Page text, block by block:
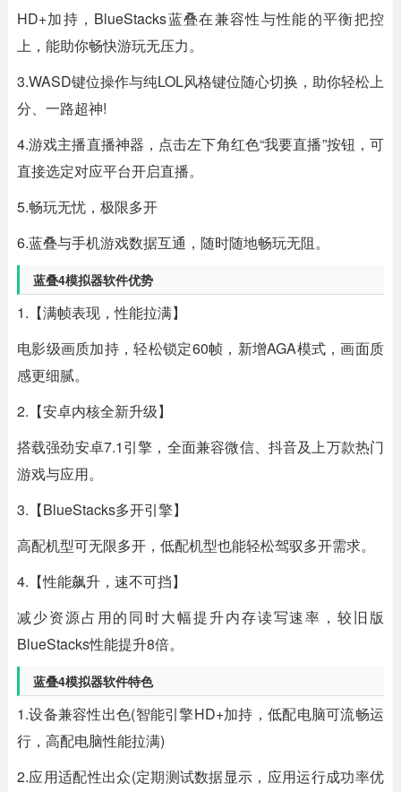
HD+加持，BlueStacks蓝叠在兼容性与性能的平衡把控
上，能助你畅快游玩无压力。
3.WASD键位操作与纯LOL风格键位随心切换，助你轻松上
分、一路超神!
4.游戏主播直播神器，点击左下角红色“我要直播”按钮，可
直接选定对应平台开启直播。
5.畅玩无忧，极限多开
6.蓝叠与手机游戏数据互通，随时随地畅玩无阻。
蓝叠4模拟器软件优势
1.【满帧表现，性能拉满】
电影级画质加持，轻松锁定60帧，新增AGA模式，画面质
感更细腻。
2.【安卓内核全新升级】
搭载强劲安卓7.1引擎，全面兼容微信、抖音及上万款热门
游戏与应用。
3.【BlueStacks多开引擎】
高配机型可无限多开，低配机型也能轻松驾驭多开需求。
4.【性能飙升，速不可挡】
减少资源占用的同时大幅提升内存读写速率，较旧版
BlueStacks性能提升8倍。
蓝叠4模拟器软件特色
1.设备兼容性出色(智能引擎HD+加持，低配电脑可流畅运
行，高配电脑性能拉满)
2.应用适配性出众(定期测试数据显示，应用运行成功率优